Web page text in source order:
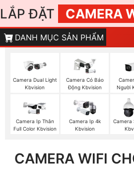
LẮP ĐẶT CAMERA
DANH MỤC SẢN PHẨM
Camera Dual Light
Kbvision
Camera Có Báo
Động Kbvision
Người
Camera Ip Thân
Full Color Kbvision
Camera Ip 4k
Kbvision
Camera
CAMERA WIFI